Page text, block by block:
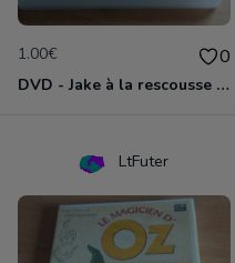
1.00€ 0
DVD - Jake à la rescousse de Bucky
LtFuter